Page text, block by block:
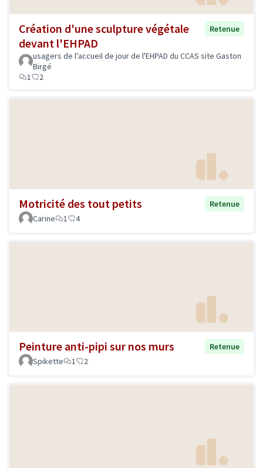
Création d'une sculpture végétale
devant l'EHPAD
Retenue
usagers de l'accueil de jour de l'EHPAD du CCAS site Gaston
Birgé
1
2
Motricité des tout petits
Retenue
Carine
1 4
Peinture anti-pipi sur nos murs
Retenue
Spikette
1 2